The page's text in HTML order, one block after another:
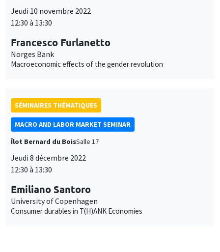
Jeudi 10 novembre 2022
12:30 à 13:30
Francesco Furlanetto
Norges Bank
Macroeconomic effects of the gender revolution
SÉMINAIRES THÉMATIQUES
MACRO AND LABOR MARKET SEMINAR
Îlot Bernard du BoisSalle 17
Jeudi 8 décembre 2022
12:30 à 13:30
Emiliano Santoro
University of Copenhagen
Consumer durables in T(H)ANK Economies